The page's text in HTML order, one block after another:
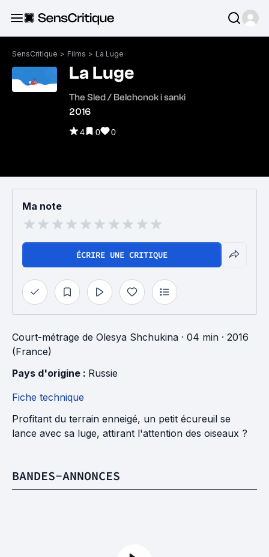
SensCritique > Films > La Luge
La Luge
The Sled / Belchonok i sanki
2016
4 0 0
Ma note
ÉCRIRE UNE CRITIQUE
Court-métrage de Olesya Shchukina · 04 min · 2016
(France)
Pays d'origine : Russie
Fiche technique
Profitant du terrain enneigé, un petit écureuil se
lance avec sa luge, attirant l'attention des oiseaux ?
BANDES-ANNONCES